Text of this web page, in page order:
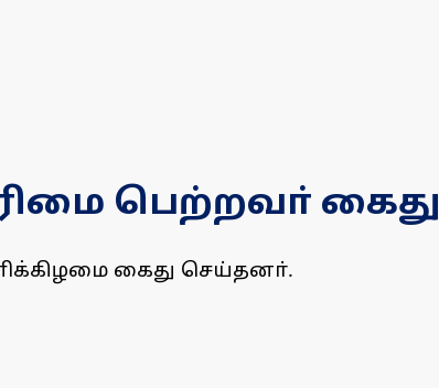
பெற்றவா் கைது
கைது செய்தனா்.